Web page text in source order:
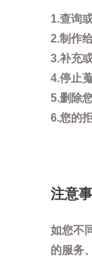
1.查询
2.制作
3.补充
4.停止
5.删除
6.您的
注意
如您不
的服务